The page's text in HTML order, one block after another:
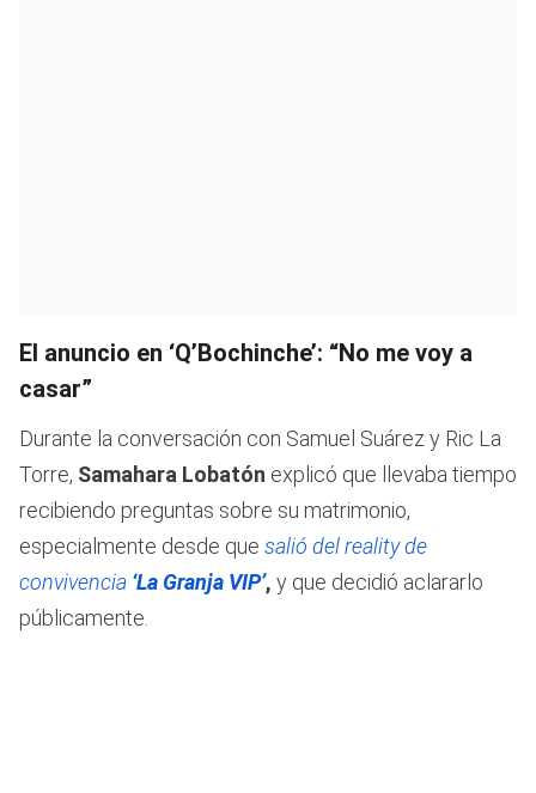
El anuncio en ‘Q’Bochinche’: “No me voy a
casar”
Durante la conversación con Samuel Suárez y Ric La
Torre, Samahara Lobatón explicó que llevaba tiempo
recibiendo preguntas sobre su matrimonio,
especialmente desde que salió del reality de
convivencia ‘La Granja VIP’, y que decidió aclararlo
públicamente.